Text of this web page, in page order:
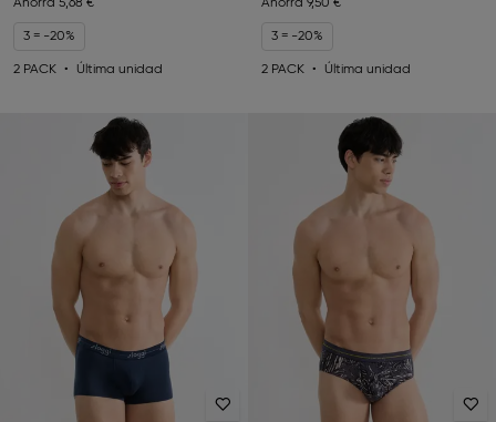
Ahorra 5,68 €
3 = -20%
2 PACK Última unidad
Ahorra 9,50 €
3 = -20%
2 PACK Última unidad